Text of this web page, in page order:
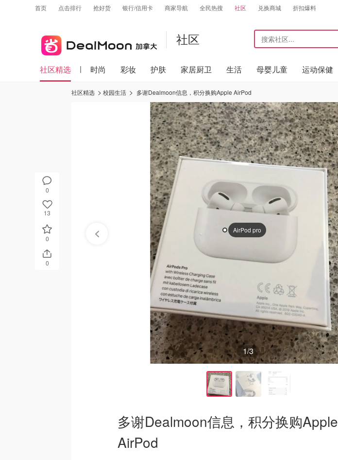
首页 点击排行 抢好货 银行/信用卡 商家导航 全民热搜 社区 兑换商城 折扣爆料
社区
社区精选 时尚 彩妆 护肤 家居厨卫 生活 母婴儿童 运动保健
0
13
0
0
社区精选 校园生活 多谢Dealmoon信息，积分换购Apple AirPod
AirPod pro
1/3
多谢Dealmoon信息，积分换购Apple
AirPod